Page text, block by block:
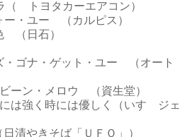
トヨタカーエアコン）
・ユー （カルピス）
（日石）
ゴナ・ゲット・ユー （オート
ーン・メロウ （資生堂）
強く時には優しく（いすゞジェ
やきそば「ＵＦＯ」）